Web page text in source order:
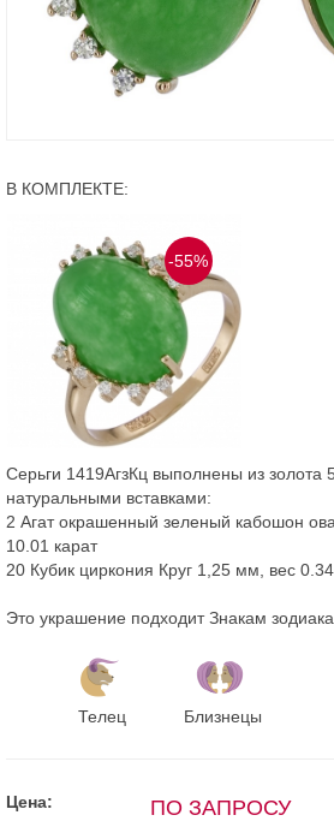
В КОМПЛЕКТЕ:
-55%
Серьги 1419АгзКц выполнены из
натуральными вставками:
2 Агат окрашенный зеленый кабошон
10.01 карат
20 Кубик циркония Круг 1,25 мм, вес
Это украшение подходит Знакам зодиака
Телец Близнецы
Цена: ПО ЗАПРОСУ